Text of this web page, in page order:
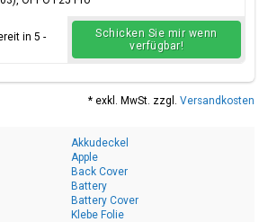
in 5 -
Schicken Sie mir wenn
verfügbar!
* exkl. MwSt. zzgl. Versandkosten
Akkudeckel
Apple
Back Cover
Battery
Battery Cover
Klebe Folie